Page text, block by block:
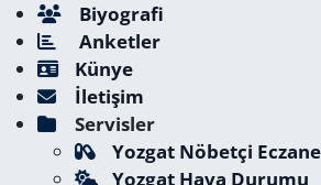
Biyografi
Anketler
Künye
İletişim
Servisler
Yozgat Nöbetçi
Yozgat Hava Durumu